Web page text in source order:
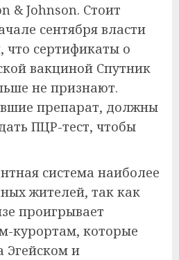
& Johnson. Стоит
сентября власти
что сертификаты о
вакциной Спутник
не признают.
препарат, должны
ПЦР-тест, чтобы
система наиболее
жителей, так как
проигрывает
курортам, которые
Эгейском и